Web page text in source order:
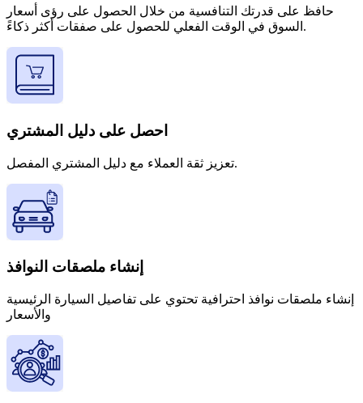
حافظ على قدرتك التنافسية من خلال الحصول على رؤى أسعار
السوق في الوقت الفعلي للحصول على صفقات أكثر ذكاءً.
احصل على دليل المشتري
تعزيز ثقة العملاء مع دليل المشتري المفصل.
إنشاء ملصقات النوافذ
إنشاء ملصقات نوافذ احترافية تحتوي على تفاصيل السيارة الرئيسية
والأسعار